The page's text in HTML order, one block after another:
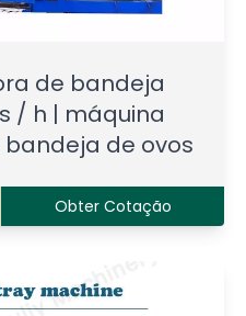
de bandeja
/ h | máquina
de ovos
Obter Cotação